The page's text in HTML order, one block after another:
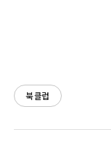
북클럽